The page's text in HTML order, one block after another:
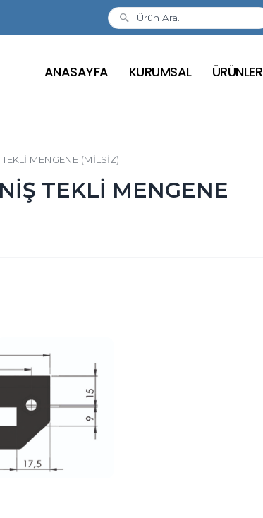
ANASAYFA KURUMSAL ÜRÜNLER
TEKLİ MENGENE (MİLSİZ)
TEKLİ MENGENE